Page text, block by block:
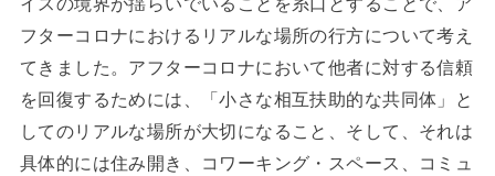
フターコロナにおけるリアルな場所の行方について考え
てきました。アフターコロナにおいて他者に対する信頼
を回復するためには、「小さな相互扶助的な共同体」と
してのリアルな場所が大切になること、そして、それは
具体的には住み開き、コワーキング・スペース、コミュ